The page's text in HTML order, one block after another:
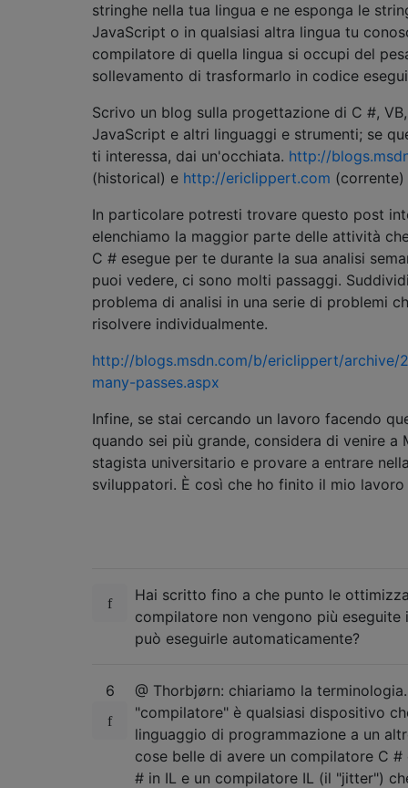
stringhe nella tua lingua e ne esponga le
JavaScript o in qualsiasi altra lingua tu
compilatore di quella lingua si occupi del
sollevamento di trasformarlo in codice
Scrivo un blog sulla progettazione di C #,
JavaScript e altri linguaggi e strumenti; se
ti interessa, dai un'occhiata. http://
(historical) e http://ericlippert.com (corrente)
In particolare potresti trovare questo post
elenchiamo la maggior parte delle attività
C # esegue per te durante la sua analisi
puoi vedere, ci sono molti passaggi.
problema di analisi in una serie di problemi
risolvere individualmente.
http://blogs.msdn.com/b/ericlippert/archive/
many-passes.aspx
Infine, se stai cercando un lavoro facendo
quando sei più grande, considera di venire a
stagista universitario e provare a entrare
sviluppatori. È così che ho finito il mio
Hai scritto fino a che punto le
compilatore non vengono più eseguite
può eseguirle automaticamente?
6
@ Thorbjørn: chiariamo la
"compilatore" è qualsiasi dispositivo
linguaggio di programmazione a un
cose belle di avere un compilatore C
# in IL e un compilatore IL (il "jitter")